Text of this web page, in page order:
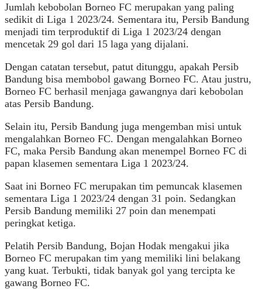
Jumlah kebobolan Borneo FC merupakan yang paling
sedikit di Liga 1 2023/24. Sementara itu, Persib Bandung
menjadi tim terproduktif di Liga 1 2023/24 dengan
mencetak 29 gol dari 15 laga yang dijalani.
Dengan catatan tersebut, patut ditunggu, apakah Persib
Bandung bisa membobol gawang Borneo FC. Atau justru,
Borneo FC berhasil menjaga gawangnya dari kebobolan
atas Persib Bandung.
Selain itu, Persib Bandung juga mengemban misi untuk
mengalahkan Borneo FC. Dengan mengalahkan Borneo
FC, maka Persib Bandung akan menempel Borneo FC di
papan klasemen sementara Liga 1 2023/24.
Saat ini Borneo FC merupakan tim pemuncak klasemen
sementara Liga 1 2023/24 dengan 31 poin. Sedangkan
Persib Bandung memiliki 27 poin dan menempati
peringkat ketiga.
Pelatih Persib Bandung, Bojan Hodak mengakui jika
Borneo FC merupakan tim yang memiliki lini belakang
yang kuat. Terbukti, tidak banyak gol yang tercipta ke
gawang Borneo FC.